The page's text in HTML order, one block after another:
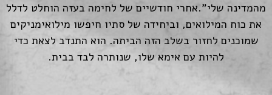
מהמדינה שלי".אחרי חודשיים של לחימה בעזה הוחלט לדלל
את כוח המילואים, וביחידה של סתיו חיפשו מילואימניקים
שמוכנים לחזור בשלב הזה הביתה. הוא התנדב לצאת כדי
להיות עם אימא שלו, שנותרה לבד בבית.